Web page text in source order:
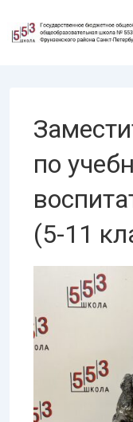
Перейти
по
(5-11